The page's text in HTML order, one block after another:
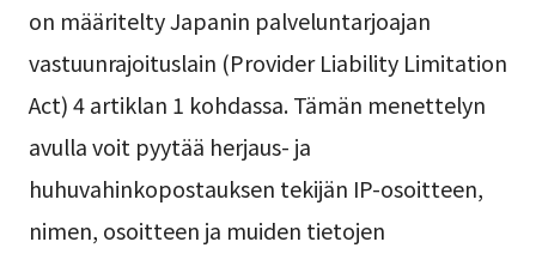
on määritelty Japanin palveluntarjoajan
vastuunrajoituslain (Provider Liability Limitation
Act) 4 artiklan 1 kohdassa. Tämän menettelyn
avulla voit pyytää herjaus- ja
huhuvahinkopostauksen tekijän IP-osoitteen,
nimen, osoitteen ja muiden tietojen